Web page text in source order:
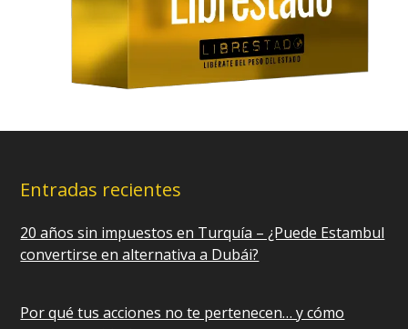
Entradas recientes
20 años sin impuestos en Turquía – ¿Puede Estambul
convertirse en alternativa a Dubái?
Por qué tus acciones no te pertenecen… y cómo